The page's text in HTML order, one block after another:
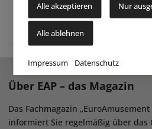
Alle akzeptieren Nur
Alle ablehnen
Impressum Datenschutz
Über EAP – das Magazin
Das Fachmagazin „EuroAmusement
informiert Sie regelmäßig über das